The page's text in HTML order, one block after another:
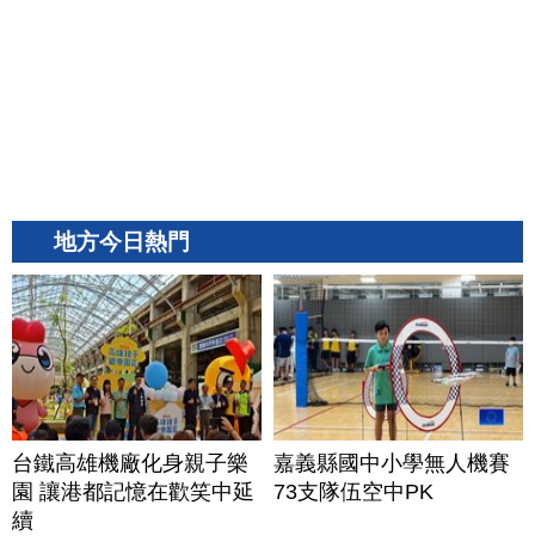
地方今日熱門
台鐵高雄機廠化身親子樂
園 讓港都記憶在歡笑中延
續
嘉義縣國中小學無人機賽
73支隊伍空中PK